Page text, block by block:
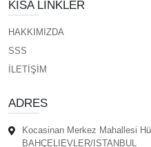
KISA LINKLER
HAKKIMIZDA
SSS
İLETİŞİM
ADRES
Kocasinan Merkez Mahallesi
BAHÇELIEVLER/ISTANBUL